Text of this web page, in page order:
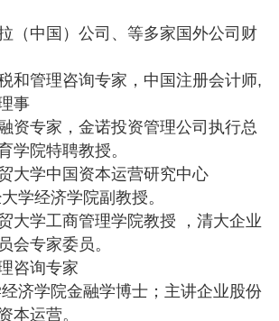
（中国）公司、等多家国外公司财
和管理咨询专家，中国注册会计师,
事
资专家，金诺投资管理公司执行总
学院特聘教授。
大学中国资本运营研究中心
学经济学院副教授。
大学工商管理学院教授 ，清大企业
会专家委员。
咨询专家
济学院金融学博士；主讲企业股份
本运营。